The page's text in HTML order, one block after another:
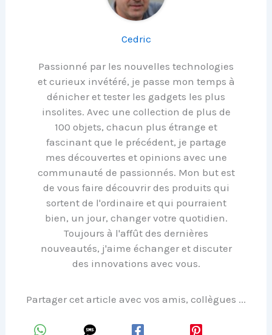
Cedric
Passionné par les nouvelles technologies
et curieux invétéré, je passe mon temps à
dénicher et tester les gadgets les plus
insolites. Avec une collection de plus de
100 objets, chacun plus étrange et
fascinant que le précédent, je partage
mes découvertes et opinions avec une
communauté de passionnés. Mon but est
de vous faire découvrir des produits qui
sortent de l'ordinaire et qui pourraient
bien, un jour, changer votre quotidien.
Toujours à l'affût des dernières
nouveautés, j'aime échanger et discuter
des innovations avec vous.
Partager cet article avec vos amis, collègues ...